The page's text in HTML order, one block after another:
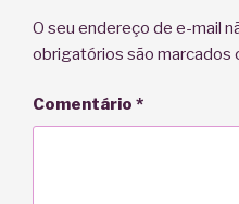
O seu endereço de e-mail
obrigatórios são marcados
Comentário *